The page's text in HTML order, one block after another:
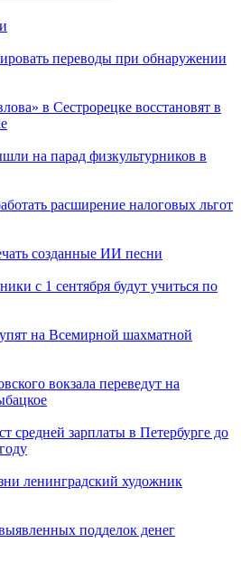
переводы при обнаружении
в Сестрорецке восстановят в
на парад физкультурников в
расширение налоговых льгот
созданные ИИ песни
с 1 сентября будут учиться по
на Всемирной шахматной
вокзала переведут на
средней зарплаты в Петербурге до
ленинградский художник
подделок денег